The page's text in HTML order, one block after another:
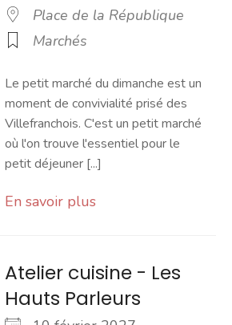
Place de la République
Marchés
Le petit marché du dimanche est un
moment de convivialité prisé des
Villefranchois. C'est un petit marché
où l'on trouve l'essentiel pour le
petit déjeuner [...]
En savoir plus
Atelier cuisine - Les
Hauts Parleurs